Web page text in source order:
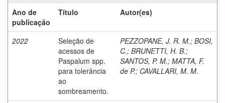
Ano de
publicação
Título Autor(es)
2022
Seleção de
acessos de
Paspalum spp.
para tolerância
ao
sombreamento.
PEZZOPANE, J. R. M.; BOSI,
C.; BRUNETTI, H. B.;
SANTOS, P. M.; MATTA, F.
de P.; CAVALLARI, M. M.